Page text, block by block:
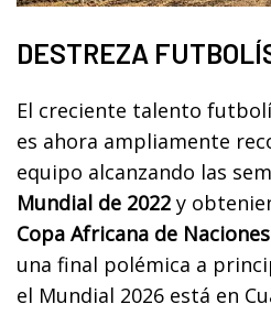
DESTREZA
El creciente talento
es ahora ampliamente
equipo alcanzando las
Mundial de 2022 y
Copa Africana de
una final polémica a
el Mundial 2026 está en